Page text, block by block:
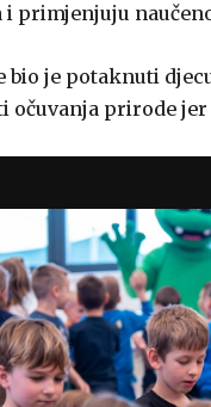
i primjenjuju
bio je potaknuti
očuvanja prirode